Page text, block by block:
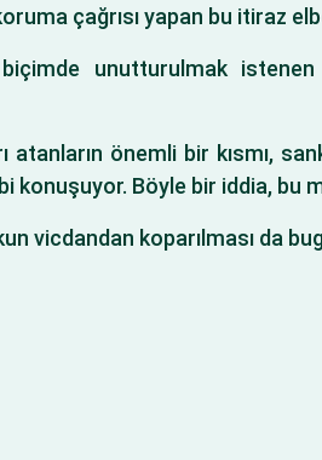
çağrısı yapan bu itiraz
unutturulmak
önemli bir kısmı,
konuşuyor. Böyle bir iddia, bu
vicdandan koparılması da